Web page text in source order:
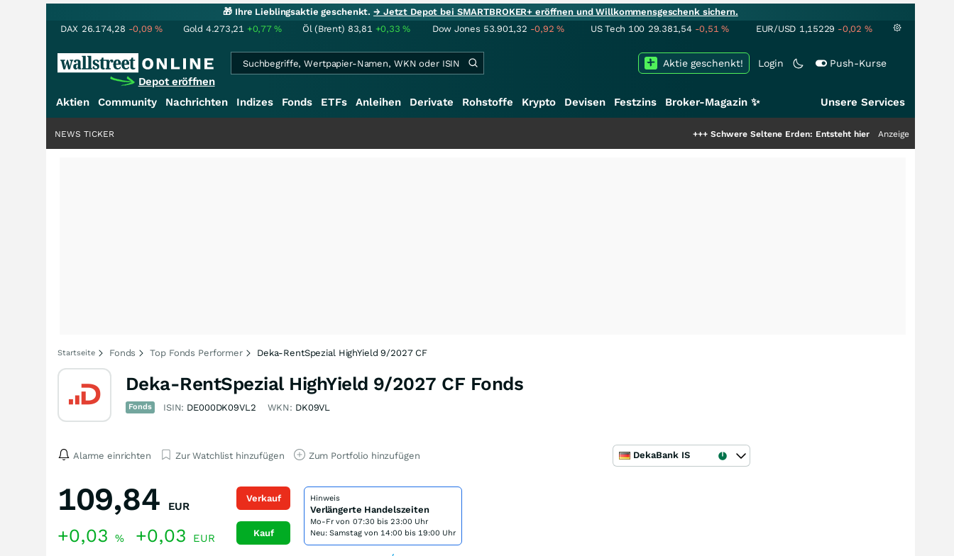
🎁 Ihre Lieblingsaktie geschenkt.→ Jetzt Depot bei SMARTBROKER+ eröffnen und Willkommensgeschenk sichern.
DAX 26.174,28 -0,09% Gold 4.273,21 +0,77% Öl (Brent) 83,81 +0,33% Dow Jones 53.901,32 -0,92% US Tech 100 29.381,54 -0,51% EUR/USD 1,15229 -0,02 %
Depot eröffnen
Login Push-Kurse
Aktie geschenkt!
Aktien Community Nachrichten Indizes Fonds ETFs Anleihen Derivate Rohstoffe Krypto Devisen Festzins Broker-Magazin ✨ Unsere Services
Schwere Seltene Erden: Entsteht hier die nächste Milliardenstory?
Anzeige
NEWS TICKER
Startseite Fonds Top Fonds Performer Deka-RentSpezial HighYield 9/2027 CF
Deka-RentSpezial HighYield 9/2027 CF Fonds
Fonds ISIN: DE000DK09VL2 WKN: DK09VL
Alarme einrichten Zur Watchlist hinzufügen Zum Portfolio hinzufügen DekaBank IS
109,84 EUR
+0,03 % +0,03 EUR
Verkauf
Kauf
Hinweis
Verlängerte Handelszeiten
Mo-Fr von 07:30 bis 23:00 Uhr
Neu: Samstag von 14:00 bis 19:00 Uhr